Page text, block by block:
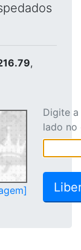
,
Digite
lado no